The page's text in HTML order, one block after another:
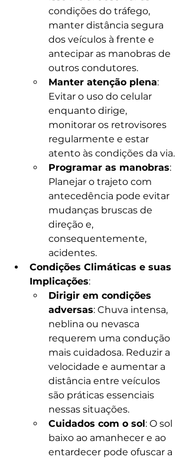
condições do tráfego,
manter distância segura
dos veículos à frente e
antecipar as manobras de
outros condutores.
Manter atenção plena:
Evitar o uso do celular
enquanto dirige,
monitorar os retrovisores
regularmente e estar
atento às condições da via.
Programar as manobras:
Planejar o trajeto com
antecedência pode evitar
mudanças bruscas de
direção e,
consequentemente,
acidentes.
Condições Climáticas e suas
Implicações:
Dirigir em condições
adversas: Chuva intensa,
neblina ou nevasca
requerem uma condução
mais cuidadosa. Reduzir a
velocidade e aumentar a
distância entre veículos
são práticas essenciais
nessas situações.
Cuidados com o sol: O sol
baixo ao amanhecer e ao
entardecer pode ofuscar a